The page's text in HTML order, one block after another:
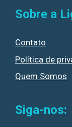
Sobre a
Contato
Política de
Quem Somos
Siga-nos: